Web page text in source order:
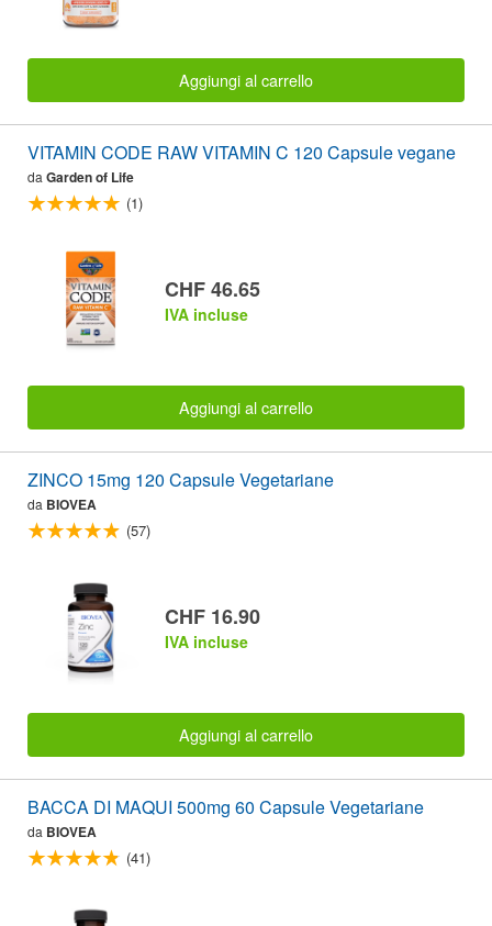
Aggiungi al carrello
VITAMIN CODE RAW VITAMIN C 120 Capsule vegane
da Garden of Life
(1)
CHF 46.65
IVA incluse
Aggiungi al carrello
ZINCO 15mg 120 Capsule Vegetariane
da BIOVEA
(57)
CHF 16.90
IVA incluse
Aggiungi al carrello
BACCA DI MAQUI 500mg 60 Capsule Vegetariane
da BIOVEA
(41)